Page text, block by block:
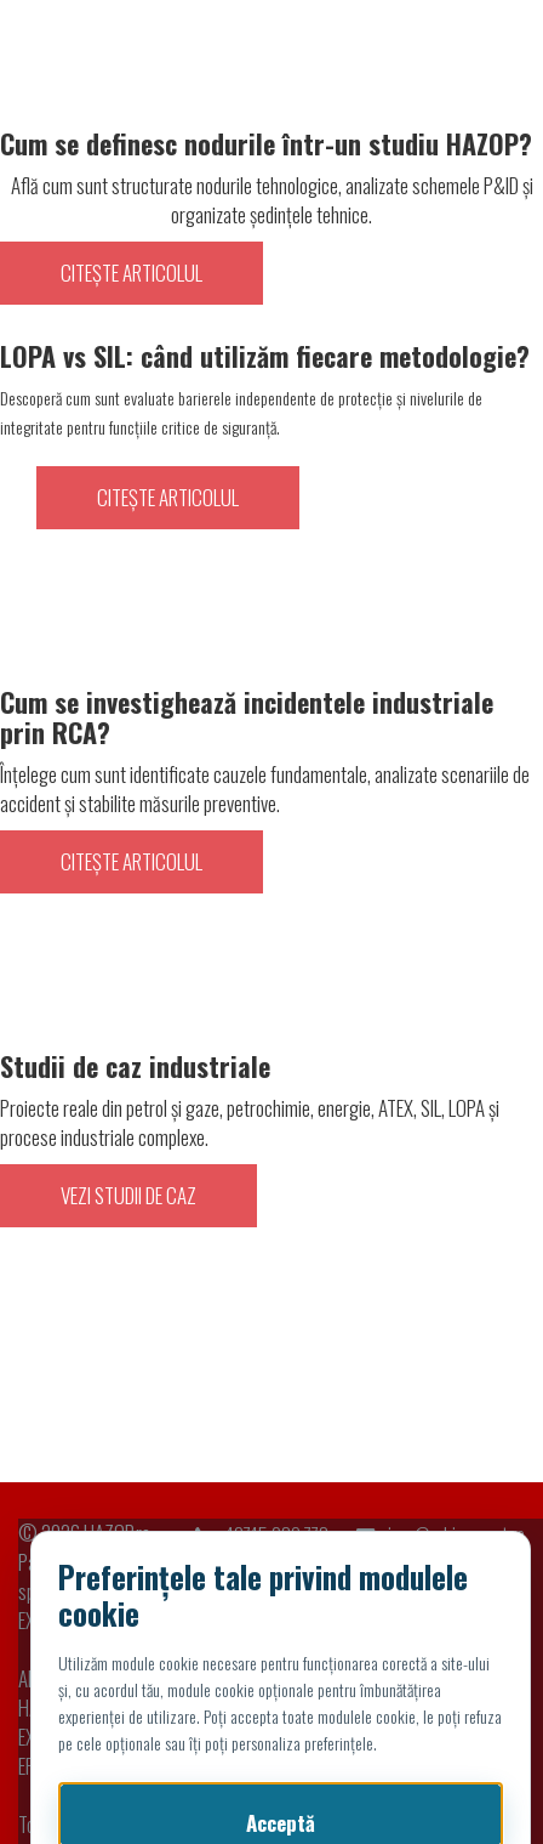
Cum se definesc nodurile într-un studiu HAZOP?
Află cum sunt structurate nodurile tehnologice, analizate schemele P&ID și
organizate ședințele tehnice.
CITEȘTE ARTICOLUL
LOPA vs SIL: când utilizăm fiecare metodologie?
Descoperă cum sunt evaluate barierele independente de protecție și nivelurile de
integritate pentru funcțiile critice de siguranță.
CITEȘTE ARTICOLUL
Cum se investighează incidentele industriale
prin RCA?
Înțelege cum sunt identificate cauzele fundamentale, analizate scenariile de
accident și stabilite măsurile preventive.
CITEȘTE ARTICOLUL
Studii de caz industriale
Proiecte reale din petrol și gaze, petrochimie, energie, ATEX, SIL, LOPA și
procese industriale complexe.
VEZI STUDII DE CAZ
Preferințele tale privind modulele
cookie
Utilizăm module cookie necesare pentru funcționarea corectă a site-ului
și, cu acordul tău, module cookie opționale pentru îmbunătățirea
experienței de utilizare. Poți accepta toate modulele cookie, le poți refuza
pe cele opționale sau îți poți personaliza preferințele.
Acceptă
+40745 039 773 sigur@adriaexpert.ro
© 2026HAZOP.ro
Parte din platformele
specializate ADRIA
EXPERT
ADRIA EXPERT|
HAZOP.RO|FMEA.RO|
EXPERT ACADEMY|
ERGONOM.RO
Toate drepturile